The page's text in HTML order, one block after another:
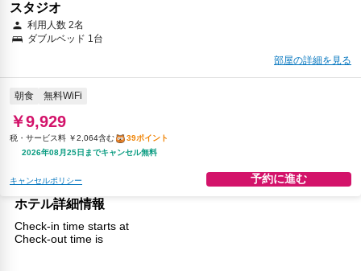
スタジオ
利用人数 2名
ダブルベッド 1台
部屋の詳細を見る
朝食 無料WiFi
￥9,929
税・サービス料 ￥2,064含む
39ポイント
2026年08月25日までキャンセル無料
キャンセルポリシー 予約に進む
ホテル詳細情報
Check-in time starts at
Check-out time is